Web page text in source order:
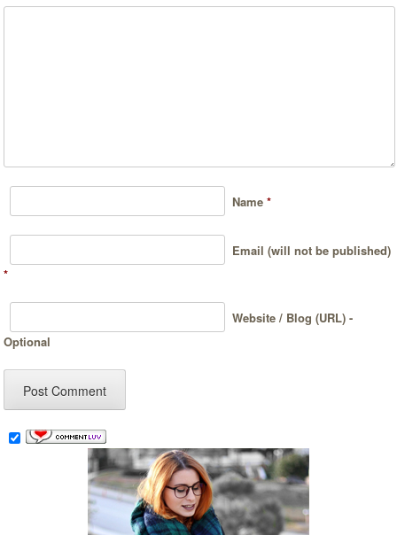
Name*
Email (will not be published)
*
Website / Blog (URL) -
Optional